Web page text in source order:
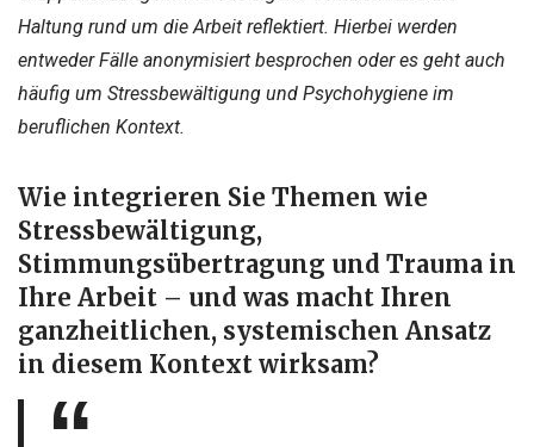
Haltung rund um die Arbeit reflektiert. Hierbei werden
entweder Fälle anonymisiert besprochen oder es geht auch
häufig um Stressbewältigung und Psychohygiene im
beruflichen Kontext.
Wie integrieren Sie Themen wie
Stressbewältigung,
Stimmungsübertragung und Trauma in
Ihre Arbeit – und was macht Ihren
ganzheitlichen, systemischen Ansatz
in diesem Kontext wirksam?